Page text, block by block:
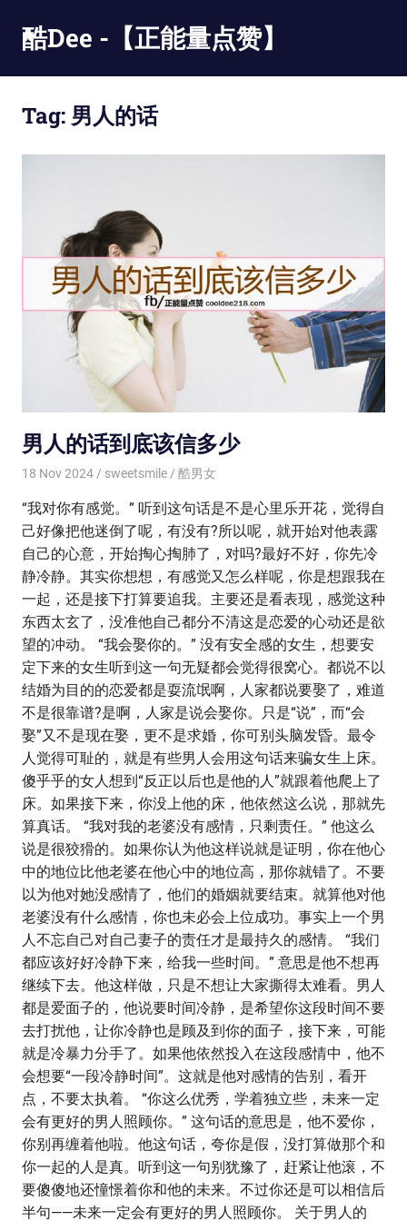
content
酷Dee -【正能量点赞】
最
Tag: 男人的话
男人的话到底该信多少
18 Nov 2024 sweetsmile 酷男女
“我对你有感觉。” 听到这句话是不是心里乐开花，觉得自
己好像把他迷倒了呢，有没有?所以呢，就开始对他表露
自己的心意，开始掏心掏肺了，对吗?最好不好，你先冷
静冷静。其实你想想，有感觉又怎么样呢，你是想跟我在
一起，还是接下打算要追我。主要还是看表现，感觉这种
东西太玄了，没准他自己都分不清这是恋爱的心动还是欲
望的冲动。 “我会娶你的。” 没有安全感的女生，想要安
定下来的女生听到这一句无疑都会觉得很窝心。都说不以
结婚为目的的恋爱都是耍流氓啊，人家都说要娶了，难道
不是很靠谱?是啊，人家是说会娶你。只是“说”，而“会
娶”又不是现在娶，更不是求婚，你可别头脑发昏。最令
人觉得可耻的，就是有些男人会用这句话来骗女生上床。
傻乎乎的女人想到“反正以后也是他的人”就跟着他爬上了
床。如果接下来，你没上他的床，他依然这么说，那就先
算真话。 “我对我的老婆没有感情，只剩责任。” 他这么
说是很狡猾的。如果你认为他这样说就是证明，你在他心
中的地位比他老婆在他心中的地位高，那你就错了。不要
以为他对她没感情了，他们的婚姻就要结束。就算他对他
老婆没有什么感情，你也未必会上位成功。事实上一个男
人不忘自己对自己妻子的责任才是最持久的感情。 “我们
都应该好好冷静下来，给我一些时间。” 意思是他不想再
继续下去。他这样做，只是不想让大家撕得太难看。男人
都是爱面子的，他说要时间冷静，是希望你这段时间不要
去打扰他，让你冷静也是顾及到你的面子，接下来，可能
就是冷暴力分手了。如果他依然投入在这段感情中，他不
会想要“一段冷静时间”。这就是他对感情的告别，看开
点，不要太执着。 “你这么优秀，学着独立些，未来一定
会有更好的男人照顾你。” 这句话的意思是，他不爱你，
你别再缠着他啦。他这句话，夸你是假，没打算做那个和
你一起的人是真。听到这一句别犹豫了，赶紧让他滚，不
要傻傻地还憧憬着你和他的未来。不过你还是可以相信后
半句——未来一定会有更好的男人照顾你。 关于男人的